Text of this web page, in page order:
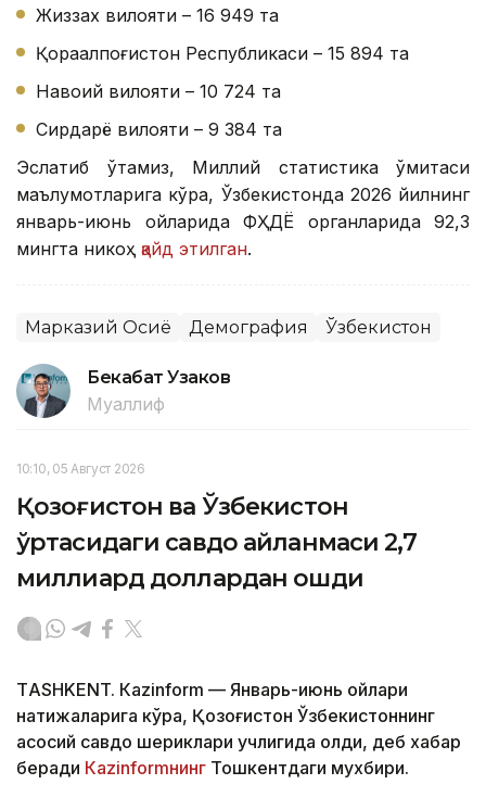
Жиззах вилояти – 16 949 та
Қорақалпоғистон Республикаси – 15 894 та
Навоий вилояти – 10 724 та
Сирдарё вилояти – 9 384 та
Эслатиб ўтамиз, Миллий статистика қўмитаси
маълумотларига кўра, Ўзбекистонда 2026 йилнинг
январь-июнь ойларида ФҲДЁ органларида 92,3
мингта никоҳ қайд этилган.
Марказий Осиё Демография Ўзбекистон
Бекабат Узаков
Муаллиф
10:10, 05 Август 2026
Қозоғистон ва Ўзбекистон
ўртасидаги савдо айланмаси 2,7
миллиард доллардан ошди
ТASHKENT. Кazinform — Январь-июнь ойлари
натижаларига кўра, Қозоғистон Ўзбекистоннинг
асосий савдо шериклари учлигида қолди, деб хабар
беради Кazinformнинг Тошкентдаги мухбири.